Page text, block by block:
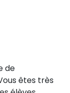
de
êtes très